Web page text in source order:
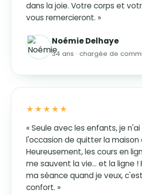
dans la joie. Votre corps et
vous remercieront. »
Noémie Delhaye
34 ans · chargée de
★★★★★
« Seule avec les enfants, je
l'occasion de quitter la maison
Heureusement, les cours en
me sauvent la vie… et la ligne !
ma séance quand je veux,
confort. »